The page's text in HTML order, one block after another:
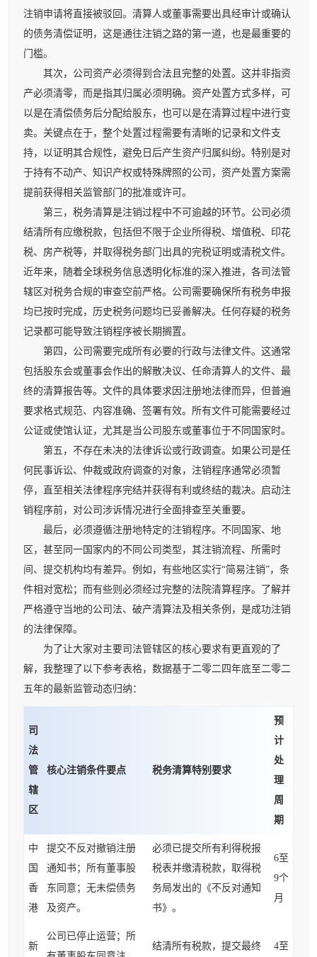
注销申请将直接被驳回。清算人或董事需要出具经审计或确认
的债务清偿证明，这是通往注销之路的第一道，也是最重要的
门槛。
其次，公司资产必须得到合法且完整的处置。这并非指资
产必须清零，而是指其归属必须明确。资产处置方式多样，可
以是在清偿债务后分配给股东，也可以是在清算过程中进行变
卖。关键点在于，整个处置过程需要有清晰的记录和文件支
持，以证明其合规性，避免日后产生资产归属纠纷。特别是对
于持有不动产、知识产权或特殊牌照的公司，资产处置方案需
提前获得相关监管部门的批准或许可。
第三，税务清算是注销过程中不可逾越的环节。公司必须
结清所有应缴税款，包括但不限于企业所得税、增值税、印花
税、房产税等，并取得税务部门出具的完税证明或清税文件。
近年来，随着全球税务信息透明化标准的深入推进，各司法管
辖区对税务合规的审查空前严格。公司需要确保所有税务申报
均已按时完成，历史税务问题均已妥善解决。任何存疑的税务
记录都可能导致注销程序被长期搁置。
第四，公司需要完成所有必要的行政与法律文件。这通常
包括股东会或董事会作出的解散决议、任命清算人的文件、最
终的清算报告等。文件的具体要求因注册地法律而异，但普遍
要求格式规范、内容准确、签署有效。所有文件可能需要经过
公证或使馆认证，尤其是当公司股东或董事位于不同国家时。
第五，不存在未决的法律诉讼或行政调查。如果公司是任
何民事诉讼、仲裁或政府调查的对象，注销程序通常必须暂
停，直至相关法律程序完结并获得有利或终结的裁决。启动注
销程序前，对公司涉诉情况进行全面排查至关重要。
最后，必须遵循注册地特定的注销程序。不同国家、地
区，甚至同一国家内的不同公司类型，其注销流程、所需时
间、提交机构均有差异。例如，有些地区实行“简易注销”，条
件相对宽松；而有些则必须经过完整的法院清算程序。了解并
严格遵守当地的公司法、破产清算法及相关条例，是成功注销
的法律保障。
为了让大家对主要司法管辖区的核心要求有更直观的了
解，我整理了以下参考表格，数据基于二零二四年底至二零二
五年的最新监管动态归纳：
司
法
管
辖
区
核心注销条件要点 税务清算特别要求
预
计
处
理
周
期
中
国
香
港
提交不反对撤销注册
通知书；所有董事股
东同意；无未偿债务
及资产。
必须已提交所有利得税报
税表并缴清税款，取得税
务局发出的《不反对通知
书》。
6至
9个
月
新
公司已停止运营；所
结清所有税款，提交最终 4至